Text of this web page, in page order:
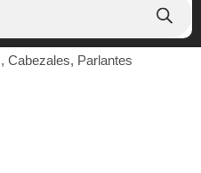
Cabezales, Parlantes